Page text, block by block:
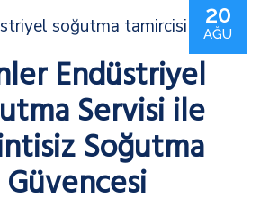
20
AĞU
Endüstriyel
Servisi ile
Soğutma
Güvencesi